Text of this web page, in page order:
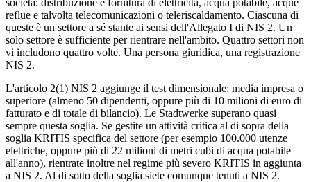
reflue e talvolta telecomunicazioni o teleriscaldamento. Ciascuna di
queste è un settore a sé stante ai sensi dell'Allegato I di NIS 2. Un
solo settore è sufficiente per rientrare nell'ambito. Quattro settori non
vi includono quattro volte. Una persona giuridica, una registrazione
NIS 2.
L'articolo 2(1) NIS 2 aggiunge il test dimensionale: media impresa o
superiore (almeno 50 dipendenti, oppure più di 10 milioni di euro di
fatturato e di totale di bilancio). Le Stadtwerke superano quasi
sempre questa soglia. Se gestite un'attività critica al di sopra della
soglia KRITIS specifica del settore (per esempio 100.000 utenze
elettriche, oppure più di 22 milioni di metri cubi di acqua potabile
all'anno), rientrate inoltre nel regime più severo KRITIS in aggiunta
a NIS 2. Al di sotto della soglia siete comunque tenuti a NIS 2.